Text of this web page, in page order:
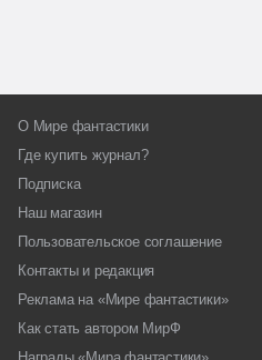
О Мире фантастики
Где купить журнал?
Подписка
Наш магазин
Пользовательское соглашение
Контакты и редакция
Реклама на «Мире фантастики»
Как стать автором МирФ